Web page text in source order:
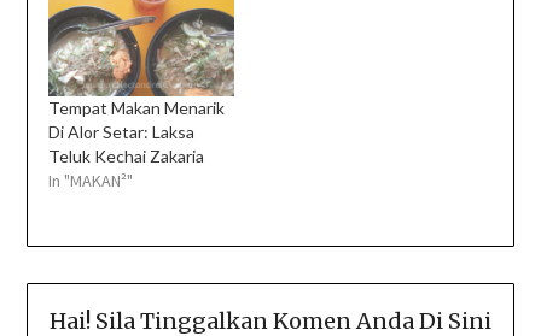
Tempat Makan Menarik
Di Alor Setar: Laksa
Teluk Kechai Zakaria
In "MAKAN²"
Hai! Sila Tinggalkan Komen Anda Di Sini